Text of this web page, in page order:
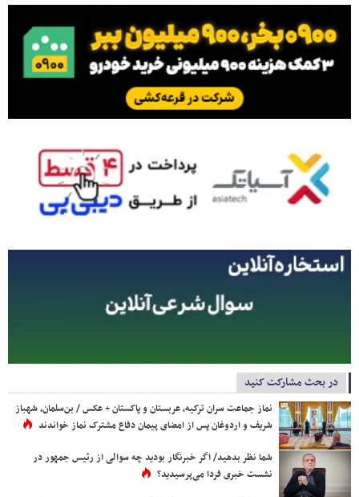
در بحث مشارکت کنید
نماز جماعت سران ترکیه، عربستان و پاکستان + عکس / بن‌سلمان، شهباز
شریف و اردوغان پس از امضای پیمان دفاع مشترک نماز خواندند
شما نظر بدهید/ اگر خبرنگار بودید چه سوالی از رئیس جمهور در
نشست خبری فردا می‌پرسیدید؟